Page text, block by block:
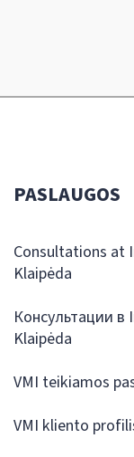
PASLAUGOS
Consultations at
Klaipėda
Консультации в
Klaipėda
VMI teikiamos
VMI kliento